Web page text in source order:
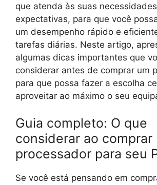
que atenda às suas
expectativas, para que você
um desempenho rápido e
tarefas diárias. Neste artigo,
algumas dicas importantes que
considerar antes de comprar um
para que possa fazer a escolha
aproveitar ao máximo o seu
Guia completo: O que
considerar ao comprar
processador para seu
Se você está pensando em